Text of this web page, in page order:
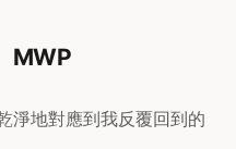
MWP
淨地對應到我反覆回到的